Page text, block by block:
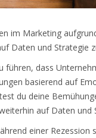
im Marketing
Daten und Strategie
führen, dass
basierend auf
du deine
auf Daten und
einer